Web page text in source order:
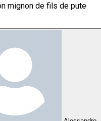
mignon de fils de pute